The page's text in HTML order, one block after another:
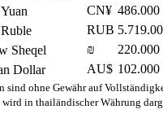
CN¥ 486.000
RUB
Sheqel ₪
220.000
Dollar AU$ 102.000
sind ohne Gewähr auf
in thailändischer Währung